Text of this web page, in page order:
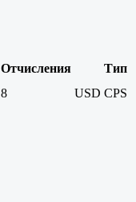
Отчисления
Тип
8 USD CPS